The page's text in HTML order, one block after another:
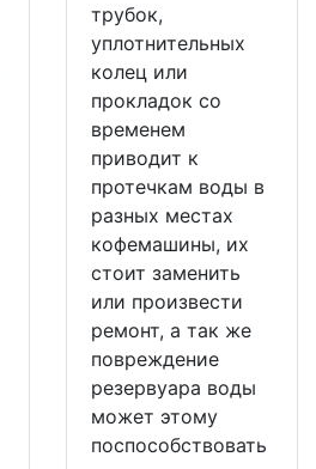
трубок,
уплотнительных
колец или
прокладок со
временем
приводит к
протечкам воды в
разных местах
кофемашины, их
стоит заменить
или произвести
ремонт, а так же
повреждение
резервуара воды
может этому
поспособствовать